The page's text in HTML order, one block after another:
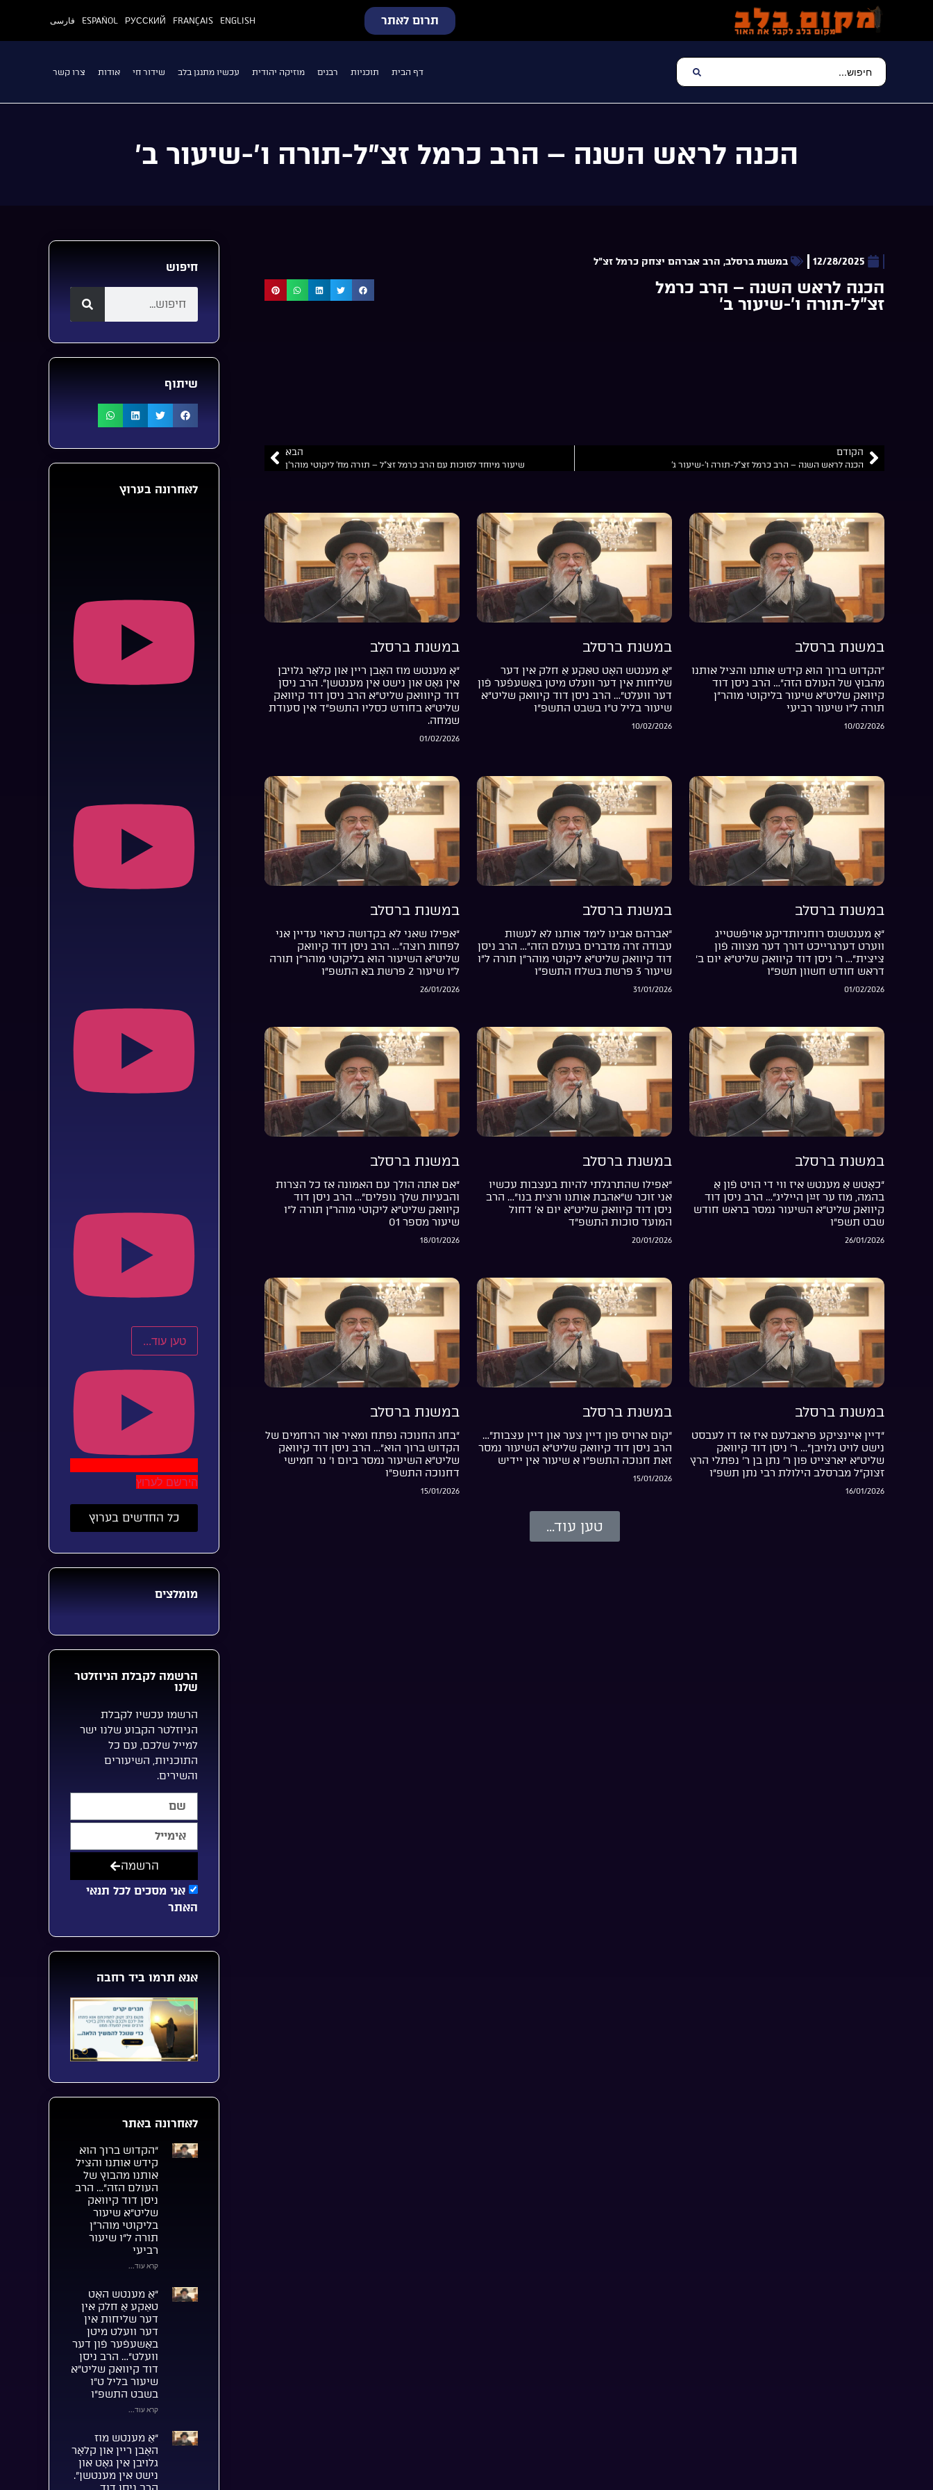
תרום לאתר ENGLISH
FRANÇAIS
РУССКИЙ
ESPAÑOL فارسی
דף הבית תוכניות רבנים מוזיקה יהודית עכשיו מתנגן בלב שידור חי אודות צרו קשר
הכנה לראש השנה – הרב כרמל זצ”ל-תורה ו’-שיעור ב’
12/28/2025 במשנת ברסלב, הרב אברהם יצחק כרמל זצ"ל
הכנה לראש השנה – הרב כרמל
זצ”ל-תורה ו’-שיעור ב’
הקודם
הכנה לראש השנה – הרב כרמל זצ”ל-תורה ו’-שיעור ג’
הבא
שיעור מיוחד לסוכות עם הרב כרמל זצ”ל – תורה מח’ ליקוטי מוהר’ן
במשנת ברסלב
“הקדוש ברוך הוא קידש אותנו והציל אותנו
מהבוץ של העולם הזה”… הרב ניסן דוד
קיוואק שליט”א שיעור בליקוטי מוהר”ן
תורה ל”ו שיעור רביעי
10/02/2026
במשנת ברסלב
“אַ מענטש האָט טאַקע אַ חלק אין דער
שליחות אין דער וועלט מיטן באַשעפֿער פֿון
דער וועלט”… הרב ניסן דוד קיוואק שליט”א
שיעור בליל ט”ו בשבט התשפ”ו
10/02/2026
במשנת ברסלב
“אַ מענטש מוז האָבן ריין און קלאָר גלויבן
אין גאָט און נישט אין מענטשן”. הרב ניסן
דוד קיווואק שליט”א הרב ניסן דוד קיוואק
שליט”א בחודש כסליו התשפ”ד אין סעודת
שמחה.
01/02/2026
במשנת ברסלב
“אַ מענטשנס רוחניותדיקע אויפֿשטייג
ווערט דערגרייכט דורך דער מצווה פֿון
ציצית”… ר’ ניסן דוד קיוואק שליט”א יום ב’
דראש חודש חשוון תשפ”ו
01/02/2026
במשנת ברסלב
“אברהם אבינו לימד אותנו לא לעשות
עבודה זרה מדברים בעולם הזה”… הרב ניסן
דוד קיוואק שליט”א ליקוטי מוהר”ן תורה ל”ו
שיעור 3 פרשת בשלח התשפ”ו
31/01/2026
במשנת ברסלב
“אפילו שאני לא בקדושה כראוי עדיין אני
לפחות רוצה”… הרב ניסן דוד קיוואק
שליט”א השיעור הוא בליקוטי מוהר”ן תורה
ל”ו שיעור 2 פרשת בא התשפ”ו
26/01/2026
במשנת ברסלב
“כאָטש אַ מענטש איז ווי די הויט פֿון אַ
בהמה, מוז ער זײַן הייליג”… הרב ניסן דוד
קיוואק שליט”א השיעור נמסר בראש חודש
שבט תשפ”ו
26/01/2026
במשנת ברסלב
“אפילו שהתרגלתי להיות בעצבות עכשיו
אני זוכר ש”אהבת אותנו ורצית בנו”… הרב
ניסן דוד קיוואק שליט”א יום א’ דחול
המועד סוכות התשפ”ד
20/01/2026
במשנת ברסלב
“אם אתה הולך עם האמונה אז כל הצרות
והבעיות שלך נופלים”… הרב ניסן דוד
קיוואק שליט”א ליקוטי מוהר”ן תורה ל”ו
שיעור מספר 01
18/01/2026
במשנת ברסלב
“דיין איינציקע פראבלעם איז אז דו לעבסט
נישט לויט גלויבן”… ר’ ניסן דוד קיוואק
שליט”א יארצייט פון ר’ נתן בן ר’ נפתלי הרץ
זצוק”ל מברסלב הילולת רבי נתן תשפ”ו
16/01/2026
במשנת ברסלב
“קום ארויס פון דיין צער און דיין עצבות”…
הרב ניסן דוד קיוואק שליט”א השיעור נמסר
זאת חנוכה התשפ”ו א שיעור אין יידיש
15/01/2026
במשנת ברסלב
“בחג החנוכה נפתח ומאיר אור הרחמים של
הקדוש ברוך הוא”… הרב ניסן דוד קיוואק
שליט”א השיעור נמסר ביום ו’ נר חמישי
דחנוכה התשפ”ו
15/01/2026
טען עוד...
חיפוש
שיתוף
לאחרונה בערוץ
טען עוד...
הירשם לערוץ
כל החדשים בערוץ
מומלצים
הרשמה לקבלת הניוזלטר
שלנו
הרשמו עכשיו לקבלת
הניוזלטר הקבוע שלנו ישר
למייל שלכם, עם כל
התוכניות, השיעורים
והשירים.
אני מסכים לכל תנאי
האתר
הרשמה
אנא תרמו ביד רחבה
לאחרונה באתר
“הקדוש ברוך הוא
קידש אותנו והציל
אותנו מהבוץ של
העולם הזה”… הרב
ניסן דוד קיוואק
שליט”א שיעור
בליקוטי מוהר”ן
תורה ל”ו שיעור
רביעי
קרא עוד...
“אַ מענטש האָט
טאַקע אַ חלק אין
דער שליחות אין
דער וועלט מיטן
באַשעפֿער פֿון דער
וועלט”… הרב ניסן
דוד קיוואק שליט”א
שיעור בליל ט”ו
בשבט התשפ”ו
קרא עוד...
“אַ מענטש מוז
האָבן ריין און קלאָר
גלויבן אין גאָט און
נישט אין מענטשן”.